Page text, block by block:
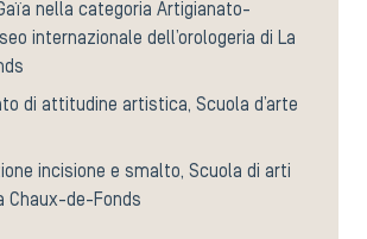
nella categoria Artigianato-
internazionale dell’orologeria di La
di attitudine artistica, Scuola d’arte
incisione e smalto, Scuola di arti
Chaux-de-Fonds